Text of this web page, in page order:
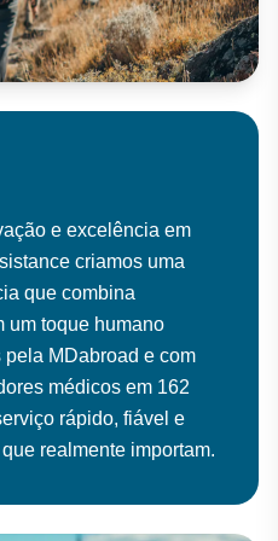
e excelência em
criamos uma
que combina
um toque humano
MDabroad e com
médicos em 162
rápido, fiável e
realmente importam.